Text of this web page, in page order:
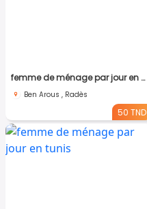
femme de ménage par jour en tunis
Ben Arous , Radès
50 TND